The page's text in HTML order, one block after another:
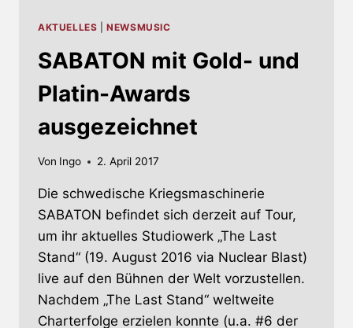
AKTUELLES |NEWSMUSIC
SABATON mit Gold- und
Platin-Awards
ausgezeichnet
Von Ingo 2. April 2017
Die schwedische Kriegsmaschinerie
SABATON befindet sich derzeit auf Tour,
um ihr aktuelles Studiowerk „The Last
Stand“ (19. August 2016 via Nuclear Blast)
live auf den Bühnen der Welt vorzustellen.
Nachdem „The Last Stand“ weltweite
Charterfolge erzielen konnte (u.a. #6 der